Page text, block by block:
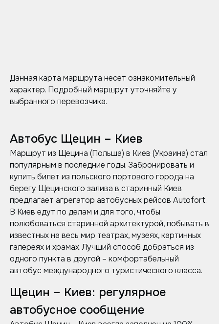
Данная карта маршрута несет ознакомительный
характер. Подробный маршрут уточняйте у
выбранного перевозчика.
Автобус Щецин – Киев
Маршрут из Щецина (Польша) в Киев (Украина) стал
популярным в последние годы. Забронировать и
купить билет из польского портового города на
берегу Щецинского залива в старинный Киев
предлагает агрегатор автобусных рейсов Autofort.
В Киев едут по делам и для того, чтобы
полюбоваться старинной архитектурой, побывать в
известных на весь мир театрах, музеях, картинных
галереях и храмах. Лучший способ добраться из
одного пункта в другой – комфортабельный
автобус международного туристического класса.
Щецин – Киев: регулярное
автобусное сообщение